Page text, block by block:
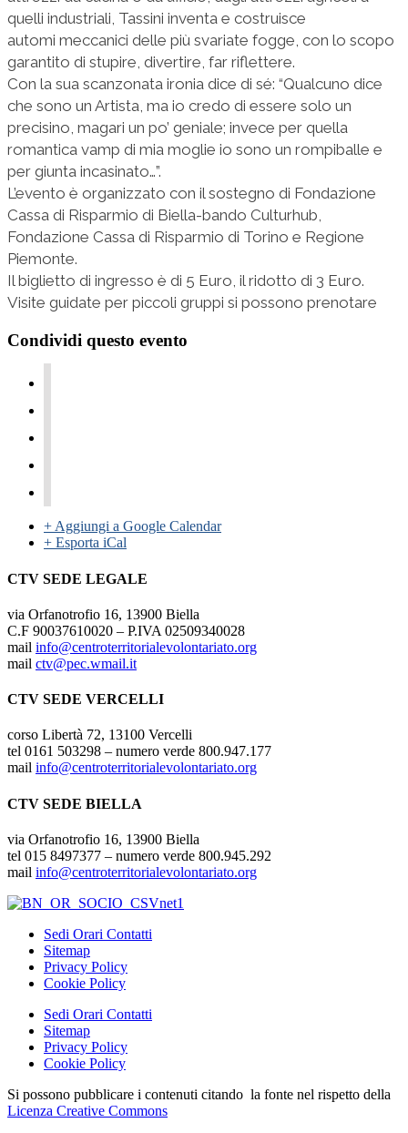
quelli industriali, Tassini inventa e costruisce
automi meccanici delle più svariate fogge, con lo scopo
garantito di stupire, divertire, far riflettere.
Con la sua scanzonata ironia dice di sé: “Qualcuno dice
che sono un Artista, ma io credo di essere solo un
precisino, magari un po’ geniale; invece per quella
romantica vamp di mia moglie io sono un rompiballe e
per giunta incasinato…”.
L’evento è organizzato con il sostegno di Fondazione
Cassa di Risparmio di Biella-bando Culturhub,
Fondazione Cassa di Risparmio di Torino e Regione
Piemonte.
Il biglietto di ingresso è di 5 Euro, il ridotto di 3 Euro.
Visite guidate per piccoli gruppi si possono prenotare
Condividi questo evento
+ Aggiungi a Google Calendar
+ Esporta iCal
CTV SEDE LEGALE
via Orfanotrofio 16, 13900 Biella
C.F 90037610020 – P.IVA 02509340028
mail info@centroterritorialevolontariato.org
mail ctv@pec.wmail.it
CTV SEDE VERCELLI
corso Libertà 72, 13100 Vercelli
tel 0161 503298 – numero verde 800.947.177
mail info@centroterritorialevolontariato.org
CTV SEDE BIELLA
via Orfanotrofio 16, 13900 Biella
tel 015 8497377 – numero verde 800.945.292
mail info@centroterritorialevolontariato.org
Sedi Orari Contatti
Sitemap
Privacy Policy
Cookie Policy
Sedi Orari Contatti
Sitemap
Privacy Policy
Cookie Policy
Si possono pubblicare i contenuti citando la fonte nel rispetto della
Licenza Creative Commons